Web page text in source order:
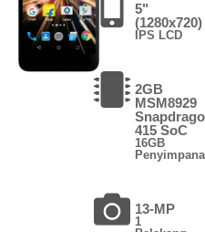
5"
(1280x720)
IPS LCD
2GB
MSM8929
415 SoC
16GB
13-MP
1